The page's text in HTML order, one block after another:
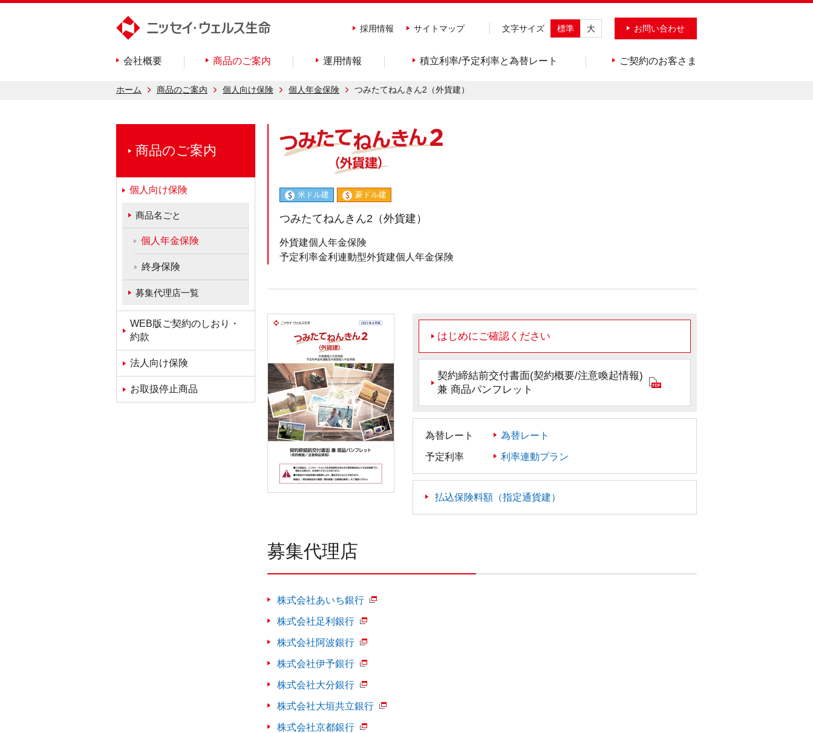
採用情報 サイトマップ 文字サイズ 標準 大 お問い合わせ
会社概要 商品のご案内 運用情報 積立利率/予定利率と為替レート ご契約のお客さま
ホーム 商品のご案内 個人向け保険 個人年金保険 つみたてねんきん2（外貨建）
米ドル建 豪ドル建
つみたてねんきん2（外貨建）
外貨建個人年金保険
予定利率金利連動型外貨建個人年金保険
はじめにご確認ください
契約締結前交付書面(契約概要/注意喚起情報)
兼 商品パンフレット
為替レート 為替レート
予定利率 利率連動プラン
払込保険料額（指定通貨建）
募集代理店
株式会社あいち銀行
株式会社足利銀行
株式会社阿波銀行
株式会社伊予銀行
株式会社大分銀行
株式会社大垣共立銀行
株式会社京都銀行
商品のご案内
個人向け保険
商品名ごと
個人年金保険
終身保険
募集代理店一覧
WEB版ご契約のしおり・
約款
法人向け保険
お取扱停止商品